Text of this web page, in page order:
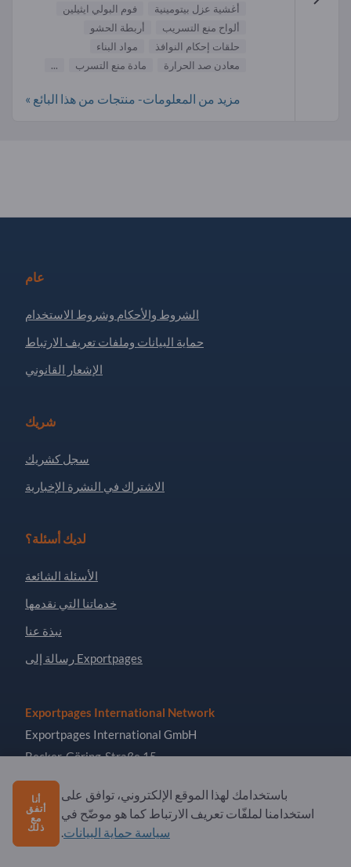
أغشية عزل بيتومينية
فوم البولي ايثيلين
ألواح منع التسريب
أربطة الحشو
حلقات إحكام النوافذ
مواد البناء
معادن صد الحرارة
مادة منع التسرب ...
مزيد من المعلومات- منتجات من هذا البائع »
عام
الشروط والأحكام وشروط الاستخدام
حماية البيانات وملفات تعريف الارتباط
الإشعار القانوني
شريك
سجل كشريك
الاشتراك في النشرة الإخبارية
لديك أسئلة؟
الأسئلة الشائعة
خدماتنا التي نقدمها
نبذة عنا
رسالة إلى Exportpages
Exportpages International Network
Exportpages International GmbH
Becker-Göring-Straße 15
76307 Karlsbad
Germanyباستخدامك لهذا الموقع الإلكتروني، توافق على
استخدامنا لملفّات تعريف الارتباط كما هو موضّح في
سياسة حماية البيانات.
أنا
أتفق
مع
ذلك